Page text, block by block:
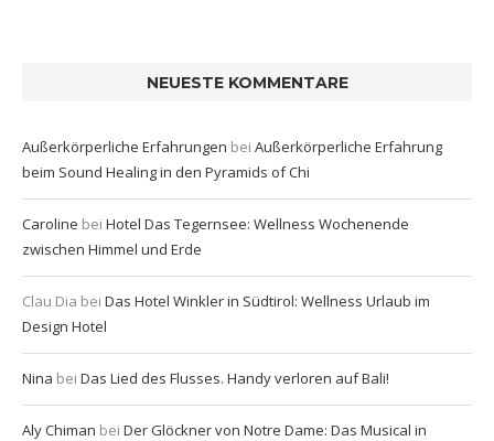
NEUESTE KOMMENTARE
Außerkörperliche Erfahrungen bei Außerkörperliche Erfahrung
beim Sound Healing in den Pyramids of Chi
Caroline bei Hotel Das Tegernsee: Wellness Wochenende
zwischen Himmel und Erde
Clau Dia bei Das Hotel Winkler in Südtirol: Wellness Urlaub im
Design Hotel
Nina bei Das Lied des Flusses. Handy verloren auf Bali!
Aly Chiman bei Der Glöckner von Notre Dame: Das Musical in